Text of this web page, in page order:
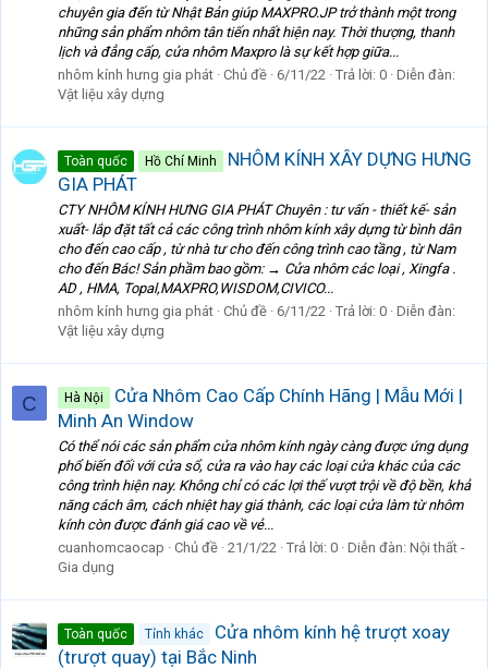
chuyên gia đến từ Nhật Bản giúp MAXPRO.JP trở thành một trong
những sản phẩm nhôm tân tiến nhất hiện nay. Thời thượng, thanh
lịch và đẳng cấp, cửa nhôm Maxpro là sự kết hợp giữa...
nhôm kính hưng gia phát Chủ đề 6/11/22 Trả lời: 0 Diễn đàn:
Vật liệu xây dựng
Toàn quốc Hồ Chí Minh
NHÔM KÍNH XÂY DỰNG HƯNG
GIA PHÁT
CTY NHÔM KÍNH HƯNG GIA PHÁT Chuyên : tư vấn - thiết kế- sản
xuất- lắp đặt tất cả các công trình nhôm kính xây dựng từ bình dân
cho đến cao cấp , từ nhà tư cho đến công trình cao tầng , từ Nam
cho đến Bác! Sản phầm bao gồm: → Cửa nhôm các loại , Xingfa .
AD , HMA, Topal,MAXPRO,WISDOM,CIVICO...
nhôm kính hưng gia phát Chủ đề 6/11/22 Trả lời: 0 Diễn đàn:
Vật liệu xây dựng
C Hà Nội
Cửa Nhôm Cao Cấp Chính Hãng | Mẫu Mới |
Minh An Window
Có thể nói các sản phẩm cửa nhôm kính ngày càng được ứng dụng
phổ biến đối với cửa sổ, cửa ra vào hay các loại cửa khác của các
công trình hiện nay. Không chỉ có các lợi thế vượt trội về độ bền, khả
năng cách âm, cách nhiệt hay giá thành, các loại cửa làm từ nhôm
kính còn được đánh giá cao về vẻ...
cuanhomcaocap
Chủ đề 21/1/22 Trả lời: 0 Diễn đàn: Nội thất -
Gia dụng
Toàn quốc Tỉnh khác
Cửa nhôm kính hệ trượt xoay
(trượt quay) tại Bắc Ninh